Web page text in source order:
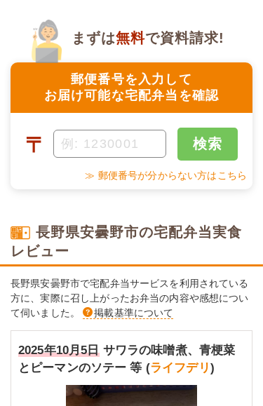
郵便番号を入力して
お届け可能な宅配弁当を確認
まずは無料で資料請求!
〒 検索
≫ 郵便番号が分からない方はこちら
長野県安曇野市の宅配弁当実食
レビュー
長野県安曇野市で宅配弁当サービスを利用されている
方に、実際に召し上がったお弁当の内容や感想につい
て伺いました。
掲載基準について
2025年10月5日サワラの味噌煮、青梗菜
とピーマンのソテー 等 (ライフデリ)